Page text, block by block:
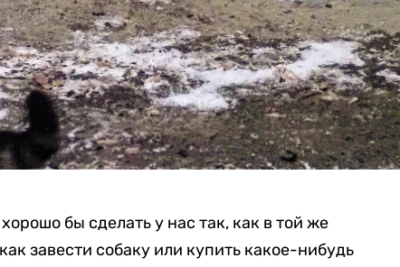
бы сделать у нас так, как в той же
завести собаку или купить какое-нибудь